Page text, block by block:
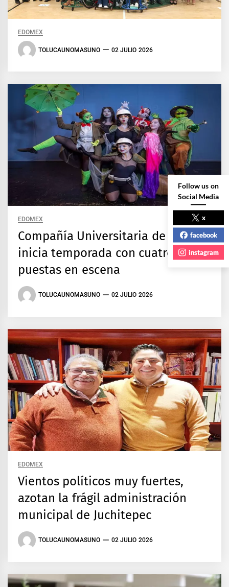
EDOMEX
TOLUCAUNOMASUNO 02 JULIO 2026
EDOMEX
Compañía Universitaria de Teatro
inicia temporada con cuatro
puestas en escena
TOLUCAUNOMASUNO 02 JULIO 2026
EDOMEX
Vientos políticos muy fuertes,
azotan la frágil administración
municipal de Juchitepec
TOLUCAUNOMASUNO 02 JULIO 2026
Follow us on
Social Media
x
facebook
instagram